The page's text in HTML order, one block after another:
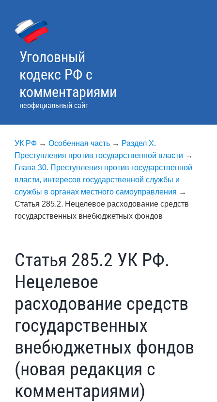
content
Уголовный
кодекс РФ с
комментариями
неофициальный сайт
УК РФ→ Особенная часть→ Раздел X.
Преступления против государственной власти →
Глава 30. Преступления против государственной
власти, интересов государственной службы и
службы в органах местного самоуправления →
Статья 285.2. Нецелевое расходование средств
государственных внебюджетных фондов
Статья 285.2 УК РФ.
Нецелевое
расходование средств
государственных
внебюджетных фондов
(новая редакция с
комментариями)